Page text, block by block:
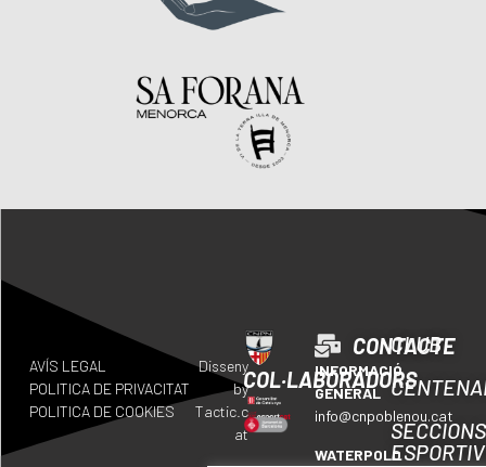
COL·LABORADORS
CONTACTE
INFORMACIÓ
GENERAL
info@cnpoblenou.cat
WATERPOLO
CLUB
SECCIONS
AVÍS LEGAL
POLITICA DE PRIVACITAT
POLITICA DE COOKIES
Disseny
by
Tactic.c
at